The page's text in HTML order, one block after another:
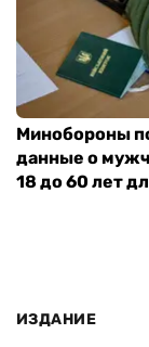
Минобороны
данные о
18 до 60 лет
ИЗДАНИЕ